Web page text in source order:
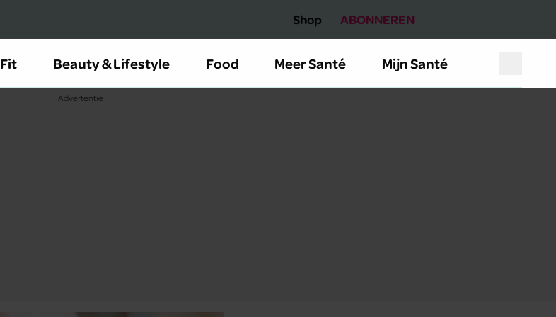
Shop ABONNEREN
Fit Beauty & Lifestyle Food Meer Santé Mijn Santé